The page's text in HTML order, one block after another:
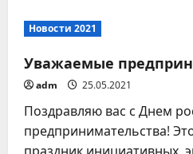
отрасли!
Новости 2021
Уважаемые
adm 25.05.2021
Поздравляю вас с Днем
предпринимательства!